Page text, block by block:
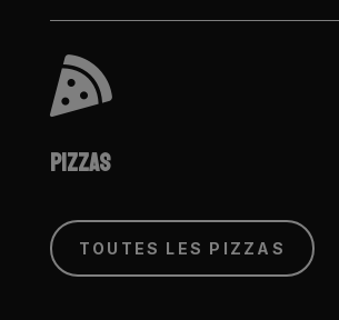

PIZZAS
TOUTES LES PIZZAS